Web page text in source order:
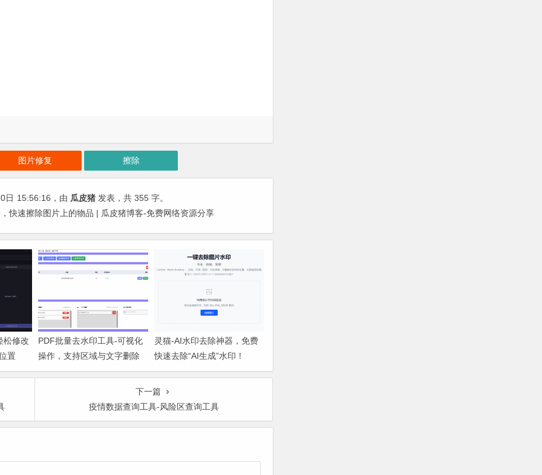
图片修复 擦除
日 15:56:16 ，由 瓜皮猪 发表，共 355 字。
快速擦除图片上的物品 | 瓜皮猪博客-免费网络资源分享
松修改
置
PDF批量去水印工具-可视化
操作，支持区域与文字删除
灵猫-AI水印去除神器，免费
快速去除“AI生成”水印！
下一篇
疫情数据查询工具-风险区查询工具